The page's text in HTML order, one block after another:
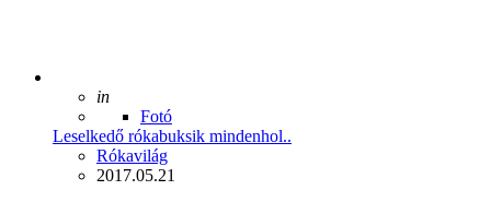
Posted
in
Fotó
Leselkedő rókabuksik mindenhol..
Posted
Rókavilág
2017.05.21